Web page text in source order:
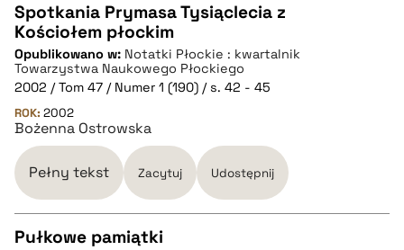
CZYSTY TEKST
pobierz cytat
BIBTEX
pobierz cytat
Spotkania Prymasa Tysiąclecia z
Kościołem płockim
Opublikowano w: Notatki Płockie : kwartalnik
Towarzystwa Naukowego Płockiego
2002 / Tom 47 / Numer 1 (190) / s. 42 - 45
ROK: 2002
Bożenna Ostrowska
Pełny tekst Zacytuj Udostępnij
Pułkowe pamiątki